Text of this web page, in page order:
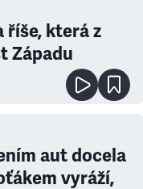
říše, která z
Západu
aut docela
vyráží,